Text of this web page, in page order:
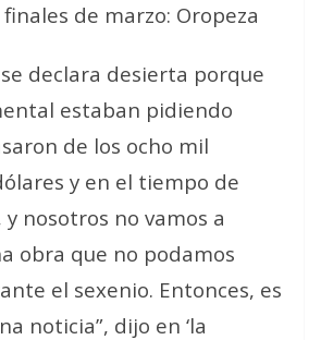
de marzo: Oropeza
declara desierta porque
estaban pidiendo
de los ocho mil
y en el tiempo de
nosotros no vamos a
obra que no podamos
el sexenio. Entonces, es
noticia”, dijo en ‘la